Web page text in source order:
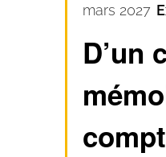
D’un
mars 2027